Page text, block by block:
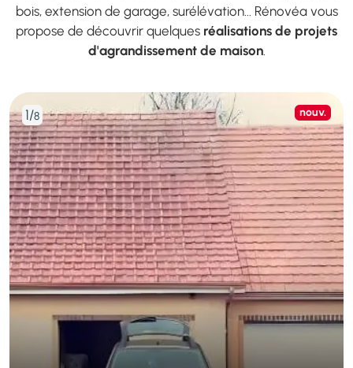
bois, extension de garage, surélévation... Rénovéa vous
propose de découvrir quelques réalisations de projets
d'agrandissement de maison.
nouv.
1/8